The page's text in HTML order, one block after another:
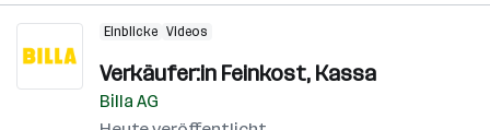
Einblicke Videos
Verkäufer:in Feinkost, Kassa
Billa AG